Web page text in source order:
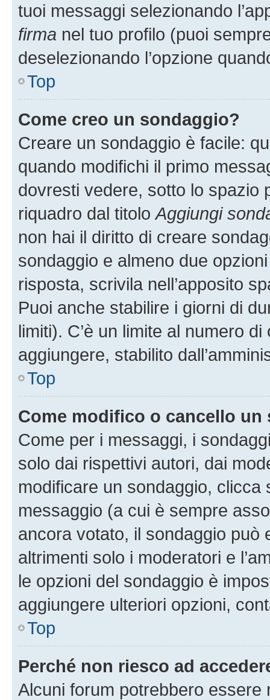
tuoi messaggi selezionando
firma nel tuo profilo (puoi
deselezionando l’opzione
Top
Come creo un sondaggio?
Creare un sondaggio è facile:
quando modifichi il primo
dovresti vedere, sotto lo spazio
riquadro dal titoloAggiungi
non hai il diritto di creare
sondaggio e almeno due
risposta, scrivila nell’apposito
Puoi anche stabilire i giorni di
limiti). C’è un limite al numero
aggiungere, stabilito
Top
Come modifico o cancello un
Come per i messaggi, i
solo dai rispettivi autori, dai
modificare un sondaggio,
messaggio (a cui è sempre
ancora votato, il sondaggio può
altrimenti solo i moderatori e
le opzioni del sondaggio è
aggiungere ulteriori opzioni,
Top
Perché non riesco ad
Alcuni forum potrebbero